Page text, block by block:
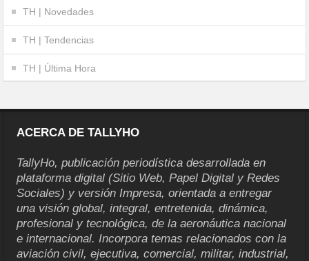
TH | Novedades
TH | Tendencias
TH | Última Hora
ACERCA DE TALLYHO
TallyHo, publicación periodística desarrollada en
plataforma digital (Sitio Web, Papel Digital y Redes
Sociales) y versión Impresa, orientada a entregar
una visión global, integral, entretenida, dinámica,
profesional y tecnológica, de la aeronáutica nacional
e internacional. Incorpora temas relacionados con la
aviación civil, ejecutiva, comercial, militar, industrial,